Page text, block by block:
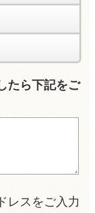
たら下記をご
レスをご入力